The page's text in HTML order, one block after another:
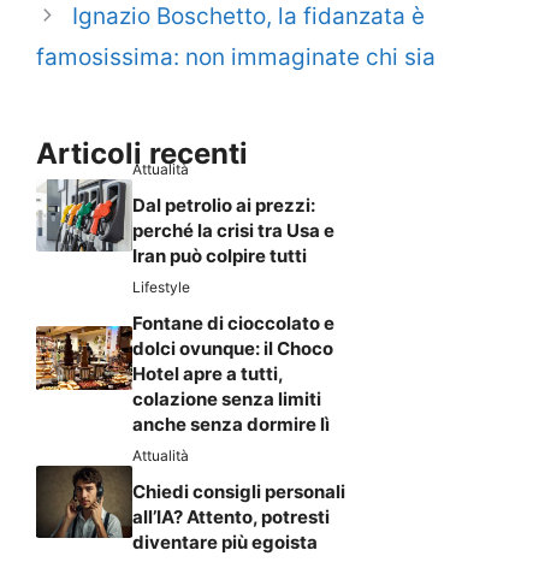
Ignazio Boschetto, la fidanzata è
famosissima: non immaginate chi sia
Articoli recenti
Attualità
Dal petrolio ai prezzi:
perché la crisi tra Usa e
Iran può colpire tutti
Lifestyle
Fontane di cioccolato e
dolci ovunque: il Choco
Hotel apre a tutti,
colazione senza limiti
anche senza dormire lì
Attualità
Chiedi consigli personali
all’IA? Attento, potresti
diventare più egoista